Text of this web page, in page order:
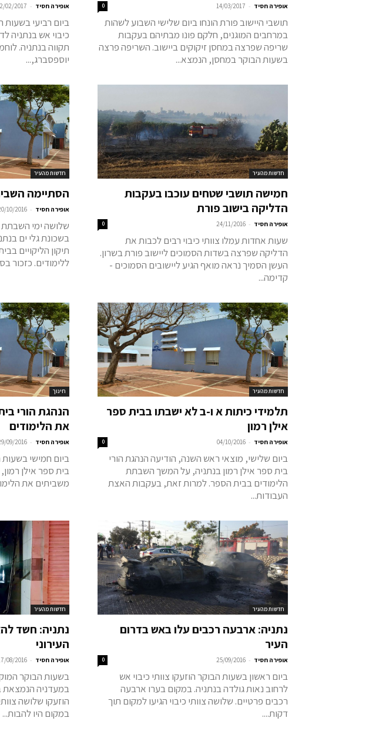
אופירה חסיד -
14/03/2017
0
תושבי היישוב פורת הונחו ביום שלישי השבוע לשהות
במרחבים המוגנים, חלקם פונו מבתיהם בעקבות
שריפה שפרצה במחסן זיקוקים ביישוב. השריפה פרצה
בשעות הבוקר במחסן, הנמצא...
אופירה חסיד -
02/2017
ביום רביעי
כיבוי אש בנתניה
תקווה בנתניה.
יוספסברג,...
חדשות מהעיר
חמישה תושבי שטחים עוכבו בעקבות
הדליקה בישוב פורת
אופירה חסיד -
24/11/2016
0
שעות אחדות עמלו צוותי כיבוי רבים לכבות את
הדליקה שפרצה בשדות הסמוכים ליישוב פורת בשרון.
העשן הסמיך נראה מואף הגיע ליישובים הסמוכים -
קדימה...
חדשות מהעיר
הסתיימה
אופירה חסיד -
10/2016
שלושה ימי השבתת
בשכונת גלי ים
תיקון הליקויים
ללימודים. כזכור
חדשות מהעיר
תלמידי כיתות א ו-ב לא ישבתו בבית ספר
אילן רמון
אופירה חסיד -
04/10/2016
0
ביום שלישי, מוצאי ראש השנה, הודיעה הנהגת הורי
בית ספר אילן רמון בנתניה, על המשך השבתת
הלימודים בבית הספר. למרות זאת, בעקבות האצת
העבודות...
חינוך
הנהגת הורי
את הלימודים
אופירה חסיד -
09/2016
ביום חמישי
בית ספר אילן
משביתים את
חדשות מהעיר
נתניה: ארבעה רכבים עלו באש בדרום
העיר
אופירה חסיד -
25/09/2016
0
ביום ראשון בשעות הבוקר הוזעקו צוותי כיבוי אש
לרחוב נאות גולדה בנתניה. במקום בערו ארבעה
רכבים פרטיים. שלושה צוותי כיבוי הגיעו למקום תוך
דקות....
חדשות מהעיר
נתניה: חשד
העירוני
אופירה חסיד -
08/2016
בשעות הבוקר
במעדניה הנמצאת
הוזעקו שלושה
במקום היו להבות...